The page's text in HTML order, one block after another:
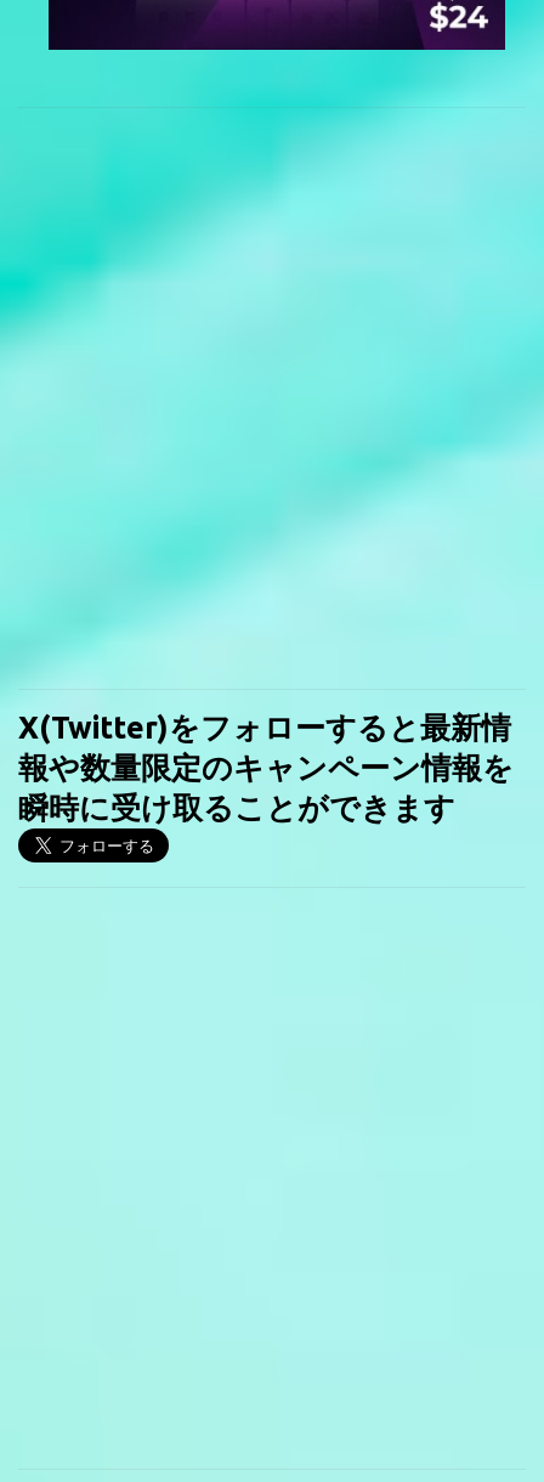
X(Twitter)をフォローすると最新情
報や数量限定のキャンペーン情報を
瞬時に受け取ることができます